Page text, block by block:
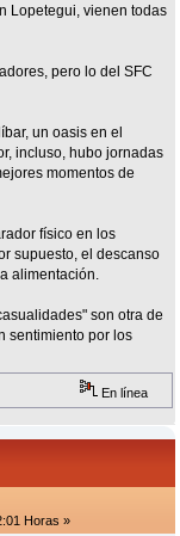
Lopetegui, vienen todas
pero lo del SFC
un oasis en el
incluso, hubo jornadas
momentos de
físico en los
supuesto, el descanso
alimentación.
son otra de
sentimiento por los
En línea
Horas »